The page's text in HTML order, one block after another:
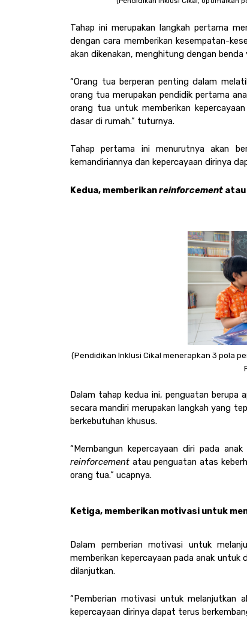
Tahap ini merupakan langkah pertama
dengan cara memberikan kesempatan-
akan dikenakan, menghitung dengan benda
“Orang tua berperan penting dalam
orang tua merupakan pendidik pertama
orang tua untuk memberikan
dasar di rumah.” tuturnya.
Tahap pertama ini menurutnya akan
kemandiriannya dan kepercayaan dirinya
Kedua, memberikan reinforcement
(Pendidikan Inklusi Cikal menerapkan 3 pola
Dalam tahap kedua ini, penguatan berupa
secara mandiri merupakan langkah yang
berkebutuhan khusus.
reinforcement atau penguatan atas
orang tua.” ucapnya.
Ketiga, memberikan motivasi untuk
Dalam pemberian motivasi untuk
memberikan kepercayaan pada anak
dilanjutkan.
“Pemberian motivasi untuk
kepercayaan dirinya dapat terus